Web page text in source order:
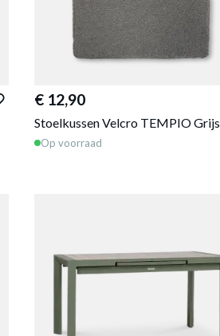
€ 12,90
Stoelkussen Velcro TEMPIO Grijs
Op voorraad